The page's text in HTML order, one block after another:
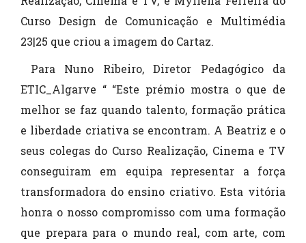
Curso Design de Comunicação e Multimédia
23|25 que criou a imagem do Cartaz.
Para Nuno Ribeiro, Diretor Pedagógico da
ETIC_Algarve “ “Este prémio mostra o que de
melhor se faz quando talento, formação prática
e liberdade criativa se encontram. A Beatriz e o
seus colegas do Curso Realização, Cinema e TV
conseguiram em equipa representar a força
transformadora do ensino criativo. Esta vitória
honra o nosso compromisso com uma formação
que prepara para o mundo real, com arte, com